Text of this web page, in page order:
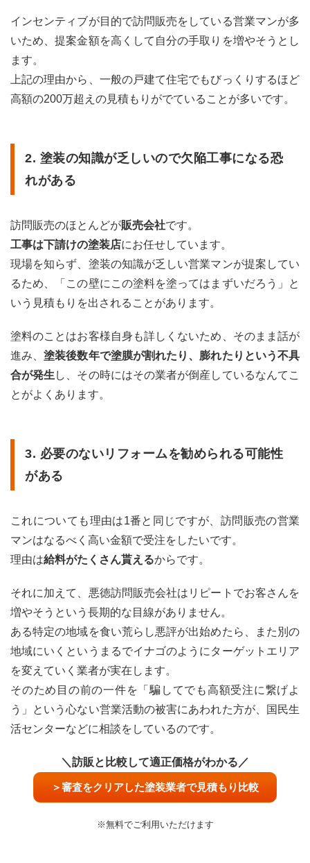
インセンティブが目的で訪問販売をしている営業マンが多
いため、提案金額を高くして自分の手取りを増やそうとし
ます。
上記の理由から、一般の戸建て住宅でもびっくりするほど
高額の200万超えの見積もりがでていることが多いです。
2. 塗装の知識が乏しいので欠陥工事になる恐
れがある
訪問販売のほとんどが販売会社です。
工事は下請けの塗装店にお任せしています。
現場を知らず、塗装の知識が乏しい営業マンが提案してい
るため、「この壁にこの塗料を塗ってはまずいだろう」と
いう見積もりを出されることがあります。
塗料のことはお客様自身も詳しくないため、そのまま話が
進み、塗装後数年で塗膜が割れたり、膨れたりという不具
合が発生 し、その時にはその業者が倒産しているなんてこ
とがよくあります。
3. 必要のないリフォームを勧められる可能性
がある
これについても理由は1番と同じですが、訪問販売の営業
マンはなるべく高い金額で受注をしたいです。
理由は給料がたくさん貰えるからです。
それに加えて、悪徳訪問販売会社はリピートでお客さんを
増やそうという長期的な目線がありません。
ある特定の地域を食い荒らし悪評が出始めたら、また別の
地域にいくというまるでイナゴのようにターゲットエリア
を変えていく業者が実在します。
そのため目の前の一件を「騙してでも高額受注に繋げよ
う」という心ない営業活動の被害にあわれた方が、国民生
活センターなどに相談をしているのです。
＼訪販と比較して適正価格がわかる／
＞審査をクリアした塗装業者で見積もり比較
※無料でご利用いただけます